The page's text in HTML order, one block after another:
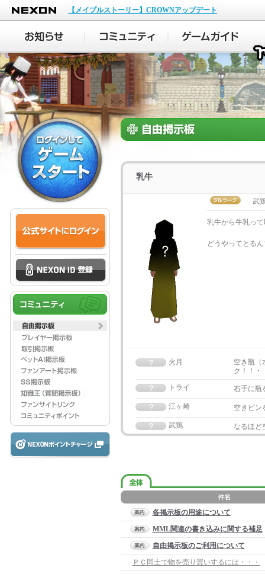
NEXON
【メイプルストーリー】CROWNアップデート
乳牛
武
乳牛から牛乳っ
どうやってとる
火月
空き瓶（
ク！！・
トライ
右手に瓶
江ヶ崎 空きビン
武鶏 なるほど
各掲示板の用途について
MML関連の書き込みに関する補足
自由掲示板のご利用について
ＰＣ同士で物を売り買いするには・・・